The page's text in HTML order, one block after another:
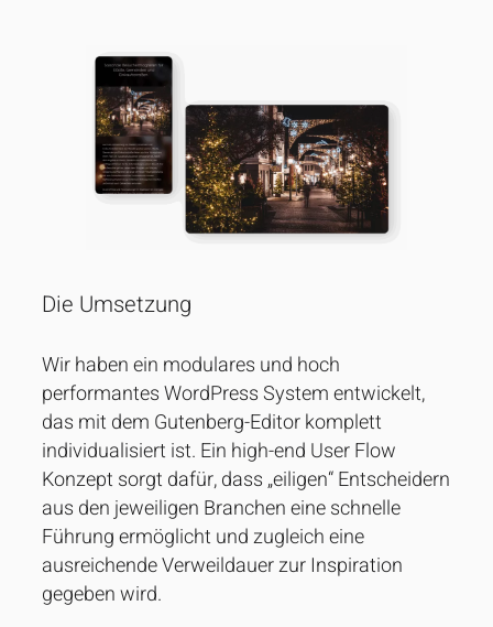
Die Umsetzung
Wir haben ein modulares und hoch
performantes WordPress System entwickelt,
das mit dem Gutenberg-Editor komplett
individualisiert ist. Ein high-end User Flow
Konzept sorgt dafür, dass „eiligen“ Entscheidern
aus den jeweiligen Branchen eine schnelle
Führung ermöglicht und zugleich eine
ausreichende Verweildauer zur Inspiration
gegeben wird.